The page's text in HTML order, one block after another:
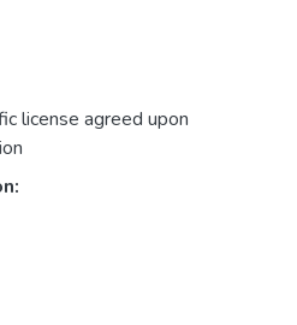
license agreed upon